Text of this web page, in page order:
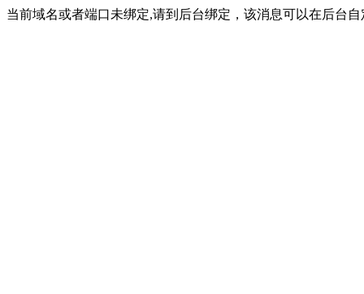
当前域名或者端口未绑定,请到后台绑定，该消息可以在后台自